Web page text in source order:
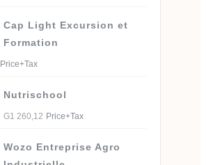
Cap Light Excursion et
Formation
Price+Tax
Nutrischool
G1 260,12 Price+Tax
Wozo Entreprise Agro